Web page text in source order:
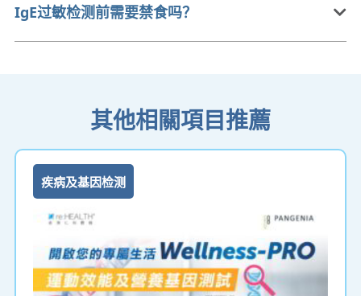
IgE过敏检测前需要禁食吗？
其他相關項目推薦
疾病及基因检测